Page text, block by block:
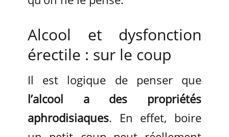
Alcool et dysfonction
érectile : sur le coup
Il est logique de penser que
l’alcool a des propriétés
aphrodisiaques. En effet, boire